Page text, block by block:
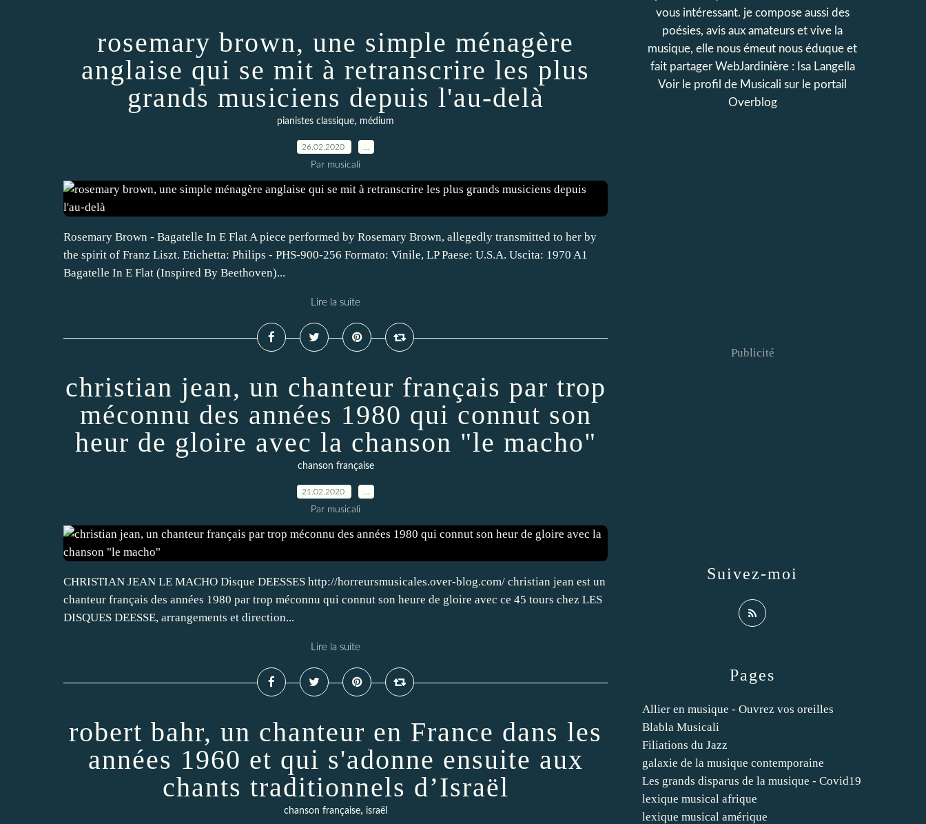
rosemary brown, une simple ménagère
anglaise qui se mit à retranscrire les plus
grands musiciens depuis l'au-delà
pianistes classique, médium
26.02.2020
Par musicali
Rosemary Brown - Bagatelle In E Flat A piece performed by Rosemary Brown, allegedly transmitted to her by
the spirit of Franz Liszt. Etichetta: Philips - PHS-900-256 Formato: Vinile, LP Paese: U.S.A. Uscita: 1970 A1
Bagatelle In E Flat (Inspired By Beethoven)...
Lire la suite
christian jean, un chanteur français par trop
méconnu des années 1980 qui connut son
heur de gloire avec la chanson "le macho"
chanson française
21.02.2020
Par musicali
CHRISTIAN JEAN LE MACHO Disque DEESSES http://horreursmusicales.over-blog.com/ christian jean est un
chanteur français des années 1980 par trop méconnu qui connut son heure de gloire avec ce 45 tours chez LES
DISQUES DEESSE, arrangements et direction...
Lire la suite
robert bahr, un chanteur en France dans les
années 1960 et qui s'adonne ensuite aux
chants traditionnels d’Israël
chanson française, israël
Pages
Allier en musique - Ouvrez vos oreilles
Blabla Musicali
Filiations du Jazz
galaxie de la musique contemporaine
Les grands disparus de la musique - Covid19
lexique musical afrique
lexique musical amérique
vous intéressant. je compose aussi des
poésies, avis aux amateurs et vive la
musique, elle nous émeut nous éduque et
fait partager WebJardinière : Isa Langella
Voir le profil de Musicali sur le portail
Overblog
Suivez-moi
Publicité